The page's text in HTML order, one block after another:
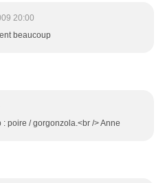
20:00
beaucoup
poire / gorgonzola.<br /> Anne